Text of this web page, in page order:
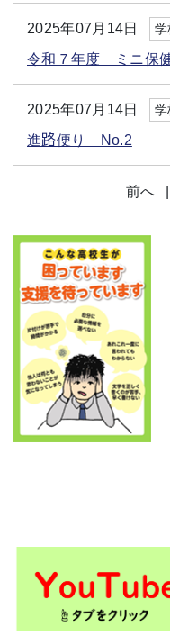
2025年07月14日 学
令和７年度 ミニ保
2025年07月14日 学
進路便り No.2
前へ